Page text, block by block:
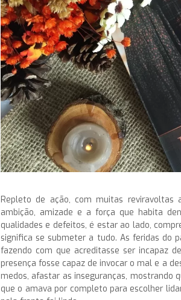
Repleto de ação, com muitas reviravoltas
ambição, amizade e a força que habita
qualidades e defeitos, é estar ao lado,
significa se submeter a tudo. As feridas do
fazendo com que acreditasse ser incapaz
presença fosse capaz de invocar o mal e a
medos, afastar as inseguranças, mostrando
que o amava por completo para escolher